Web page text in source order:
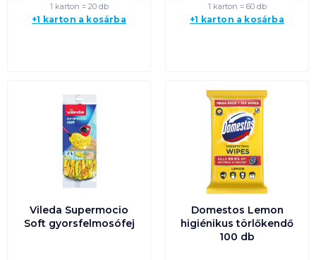
1 karton = 20 db
+1 karton a kosárba
1 karton = 60 db
+1 karton a kosárba
Vileda Supermocio
Soft gyorsfelmosófej
Domestos Lemon
higiénikus törlőkendő
100 db